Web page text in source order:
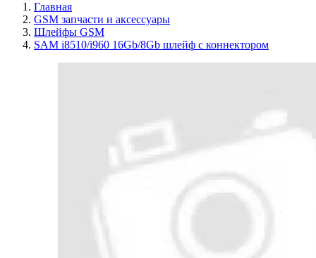
Главная
GSM запчасти и аксессуары
Шлейфы GSM
SAM i8510/i960 16Gb/8Gb шлейф с коннектором